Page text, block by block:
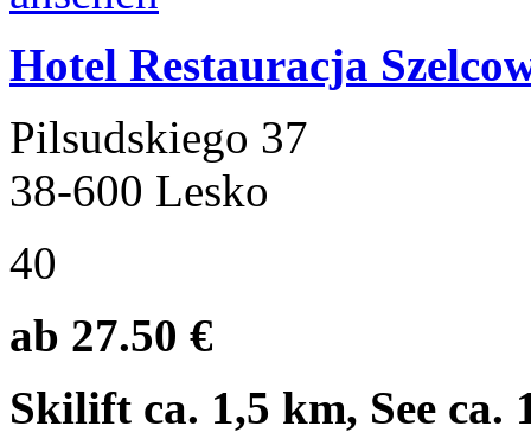
Hotel Restauracja
Pilsudskiego 37
38-600 Lesko
40
ab 27.50 €
Skilift ca. 1,5 km, See